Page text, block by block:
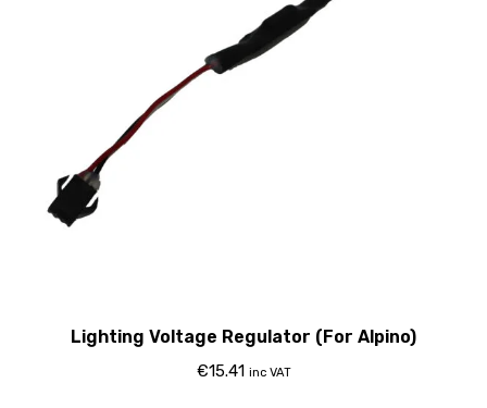
Lighting Voltage Regulator (For Alpino)
€15.41 inc VAT